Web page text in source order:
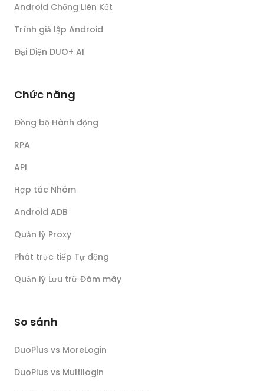
Android Chống Liên Kết
Trình giả lập Android
Đại Diện DUO+ AI
Chức năng
Đồng bộ Hành động
RPA
API
Hợp tác Nhóm
Android ADB
Quản lý Proxy
Phát trực tiếp Tự động
Quản lý Lưu trữ Đám mây
So sánh
DuoPlus vs MoreLogin
DuoPlus vs Multilogin